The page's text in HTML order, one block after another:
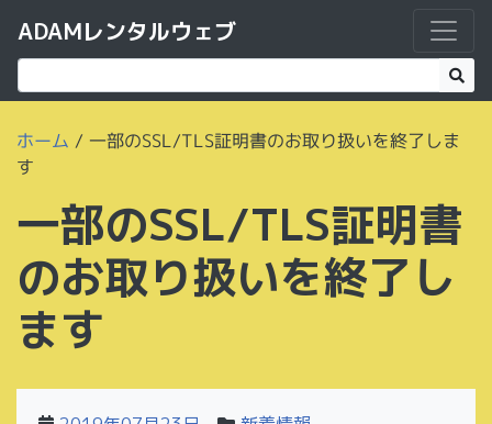
ADAMレンタルウェブ
ホーム / 一部のSSL/TLS証明書のお取り扱いを終了しま
す
一部のSSL/TLS証明書
のお取り扱いを終了し
ます